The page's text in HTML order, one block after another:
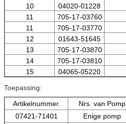
10
04020-01228
11
705-17-03760
11
705-17-03770
12
01643-51645
13
705-17-03870
14
705-17-03810
15
04065-05220
Toepassing:
Artikelnummer.
Nrs. van Pomp
07421-71401
Enige pomp